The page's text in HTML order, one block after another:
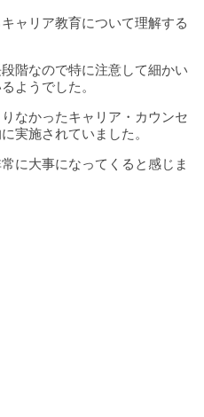
ャリア教育について理解する
階なので特に注意して細かい
ようでした。
なかったキャリア・カウンセ
実施されていました。
に大事になってくると感じま